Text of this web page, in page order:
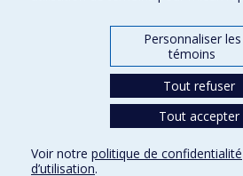
Conditions d’utilisation
Khun Visith Keu
Dr Mathieu Dehaes
29e concours du programme de support
CONCOURS 2026-2027 – BOURSES DE
Personnaliser les
témoins
Tout refuser
Tout accepter
Voir notre politique de confidentialité
d’utilisation.